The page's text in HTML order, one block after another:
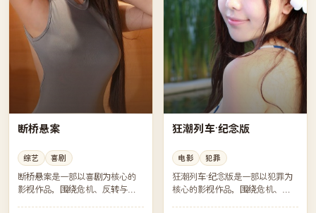
断桥悬案
综艺 喜剧
断桥悬案是一部以喜剧为核心的
影视作品，围绕危机、反转与人
狂潮列车·纪念版
电影 犯罪
狂潮列车·纪念版是一部以犯罪为
核心的影视作品，围绕危机、反